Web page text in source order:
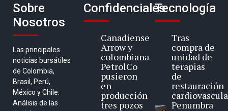
Sobre
Nosotros
Las principales
noticias bursátiles
de Colombia,
Brasil, Perú,
México y Chile.
Análisis de las
Confidenciales
Canadiense
Arrow y
colombiana
PetrolCo
pusieron
en
producción
tres pozos
Tecnología
Tras
compra de
unidad de
terapias
de
restauración
Penumbra